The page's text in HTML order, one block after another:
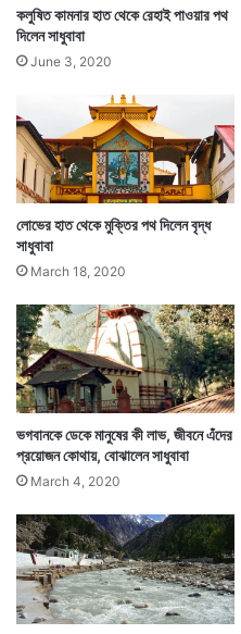
জঙ্গল সর্বদাই মাতোয়ারা।
পাহাড়ি তীর্থের আকর্ষণে
শ্রীরামচন্দ্রের পদধূলিতে
তপোভূমিও বটে। এখানে বৌদ্ধ ও
প্রতিষ্ঠিত শিব মন্দির,
বিশ্বেশ্বর, তুণ্ডেশ্বর,
প্রাচীন চন্দ্রেশ্বর মহাদেব
কলুষিত কামনার হাত থেকে রেহাই পাওয়ার পথ
দিলেন সাধুবাবা
June 3, 2020
লোভের হাত থেকে মুক্তির পথ দিলেন বৃদ্ধ
সাধুবাবা
March 18, 2020
ভগবানকে ডেকে মানুষের কী লাভ, জীবনে এঁদের
প্রয়োজন কোথায়, বোঝালেন সাধুবাবা
March 4, 2020